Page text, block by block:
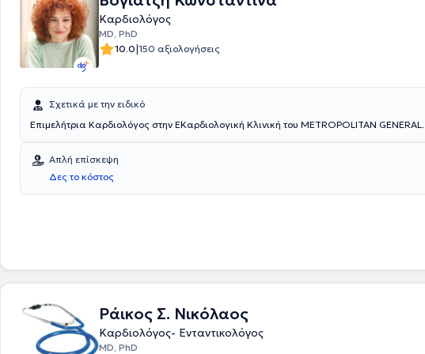
Καρδιολόγος
MD, PhD
10.0|150 αξιολογήσεις
Σχετικά με την ειδικό
Επιμελήτρια Καρδιολόγος στην Ε΄Καρδιολογική Κλινική του METROPOLITAN GENERAL.
Απλή επίσκεψη
Δες το κόστος
Ράικος Σ. Νικόλαος
Καρδιολόγος- Ενταντικολόγος
MD, PhD